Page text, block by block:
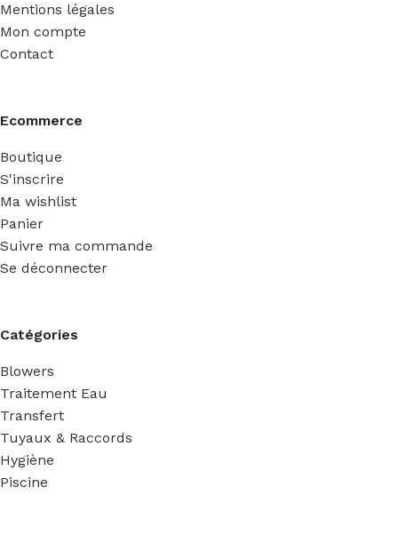
Mentions légales
Mon compte
Contact
Ecommerce
Boutique
S'inscrire
Ma wishlist
Panier
Suivre ma commande
Se déconnecter
Catégories
Blowers
Traitement Eau
Transfert
Tuyaux & Raccords
Hygiène
Piscine